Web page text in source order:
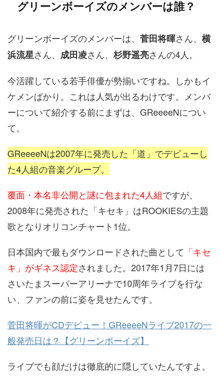
グリーンボーイズのメンバーは誰？
グリーンボーイズのメンバーは、 菅田将暉さん、 横
浜流星さん、 成田凌さん、杉野遥亮さんの4人。
今活躍している若手俳優が勢揃いですね。しかもイ
ケメンばかり。これは人気が出るわけです。メンバ
ーについて紹介する前にまずは、GReeeeNについ
て。
GReeeeNは2007年に発売した「道」でデビューし
た4人組の音楽グループ。
覆面・本名非公開と謎に包まれた4人組ですが、
2008年に発売された「キセキ」はROOKIESの主題
歌となりオリコンチャート1位。
日本国内で最もダウンロードされた曲として 「キセ
キ」がギネス認定されました。2017年1月7日には
さいたまスーパーアリーナで10周年ライブを行な
い、ファンの前に姿を見せたんです。
菅田将暉がCDデビュー！GReeeeNライブ2017の一
般発売日は？【グリーンボーイズ】
ライブでも顔だけは徹底的に隠していたんですよ。